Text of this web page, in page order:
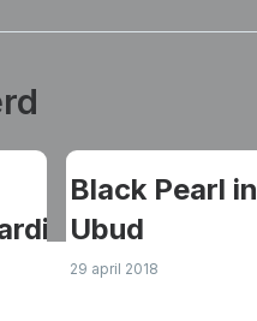
Black Pearl in
Ubud
29 april 2018